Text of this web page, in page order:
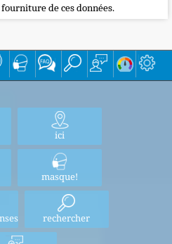
de ces données.
ici
masque!
rechercher